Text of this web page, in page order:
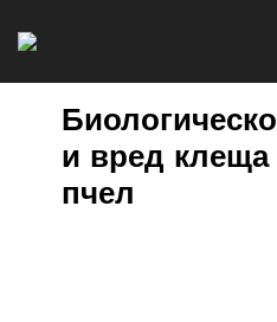
и вред
пчел